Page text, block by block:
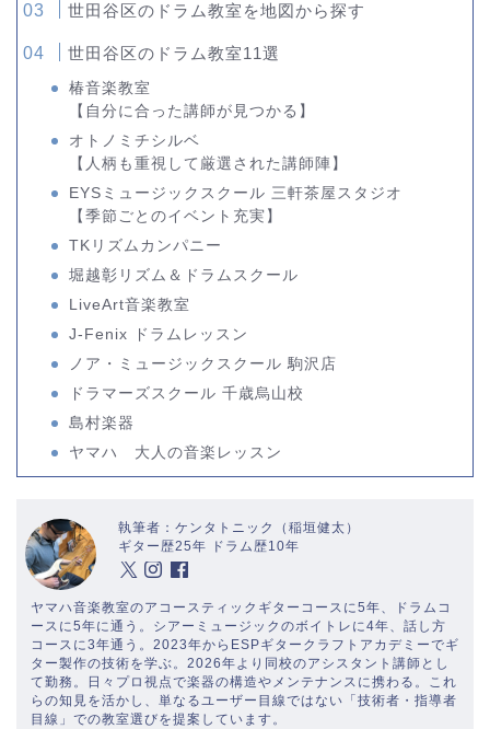
世田谷区のドラム教室を地図から探す
世田谷区のドラム教室11選
椿音楽教室
【自分に合った講師が見つかる】
オトノミチシルベ
【人柄も重視して厳選された講師陣】
EYSミュージックスクール 三軒茶屋スタジオ
【季節ごとのイベント充実】
TKリズムカンパニー
堀越彰リズム＆ドラムスクール
LiveArt音楽教室
J-Fenix ドラムレッスン
ノア・ミュージックスクール 駒沢店
ドラマーズスクール 千歳烏山校
島村楽器
ヤマハ 大人の音楽レッスン
執筆者：ケンタトニック（稲垣健太）
ギター歴25年 ドラム歴10年
ヤマハ音楽教室のアコースティックギターコースに5年、ドラムコ
ースに5年に通う。シアーミュージックのボイトレに4年、話し方
コースに3年通う。2023年からESPギタークラフトアカデミーでギ
ター製作の技術を学ぶ。2026年より同校のアシスタント講師とし
て勤務。日々プロ視点で楽器の構造やメンテナンスに携わる。これ
らの知見を活かし、単なるユーザー目線ではない「技術者・指導者
目線」での教室選びを提案しています。